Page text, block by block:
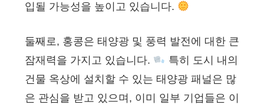
입될 가능성을 높이고 있습니다.
둘째로, 홍콩은 태양광 및 풍력 발전에 대한 큰
잠재력을 가지고 있습니다.
특히 도시 내의
건물 옥상에 설치할 수 있는 태양광 패널은 많
은 관심을 받고 있으며, 이미 일부 기업들은 이